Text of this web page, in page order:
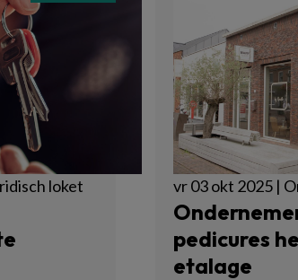
loket vr 03 okt 2025 |
pedicures
etalage